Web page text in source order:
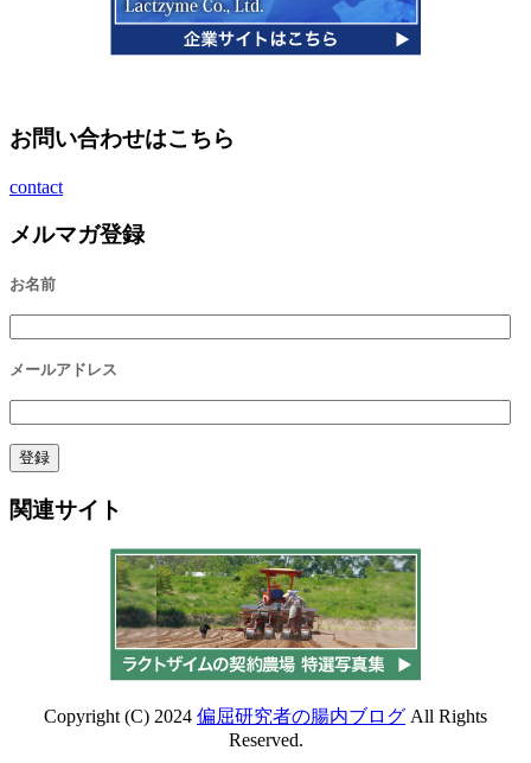
お問い合わせはこちら
contact
メルマガ登録
お名前
メールアドレス
関連サイト
Copyright (C) 2024 偏屈研究者の腸内ブログ All Rights
Reserved.